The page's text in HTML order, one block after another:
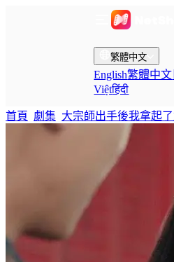
繁體中文
English繁體中文
Việtहिंदी
首頁
劇集 大宗師出手後我拿起